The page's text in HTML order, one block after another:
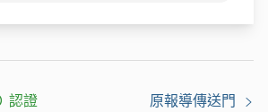
認證 原報導傳送門